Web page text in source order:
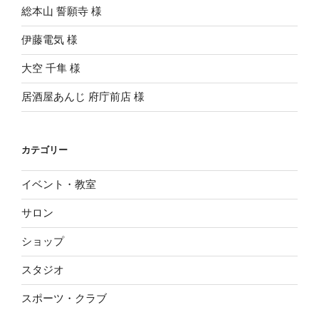
ン
総本山 誓願寺 様
伊藤電気 様
大空 千隼 様
居酒屋あんじ 府庁前店 様
カテゴリー
イベント・教室
サロン
ショップ
スタジオ
スポーツ・クラブ